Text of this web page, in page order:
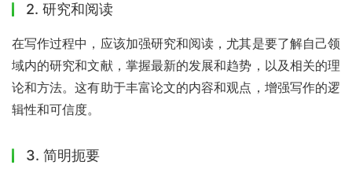
2. 研究和阅读
在写作过程中，应该加强研究和阅读，尤其是要了解自己领
域内的研究和文献，掌握最新的发展和趋势，以及相关的理
论和方法。这有助于丰富论文的内容和观点，增强写作的逻
辑性和可信度。
3. 简明扼要